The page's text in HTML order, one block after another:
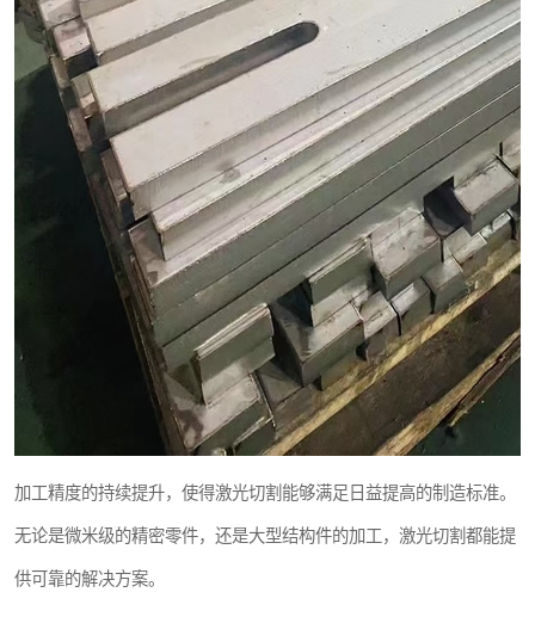
加工精度的持续提升，使得激光切割能够满足日益提高的制造标准。
无论是微米级的精密零件，还是大型结构件的加工，激光切割都能提
供可靠的解决方案。